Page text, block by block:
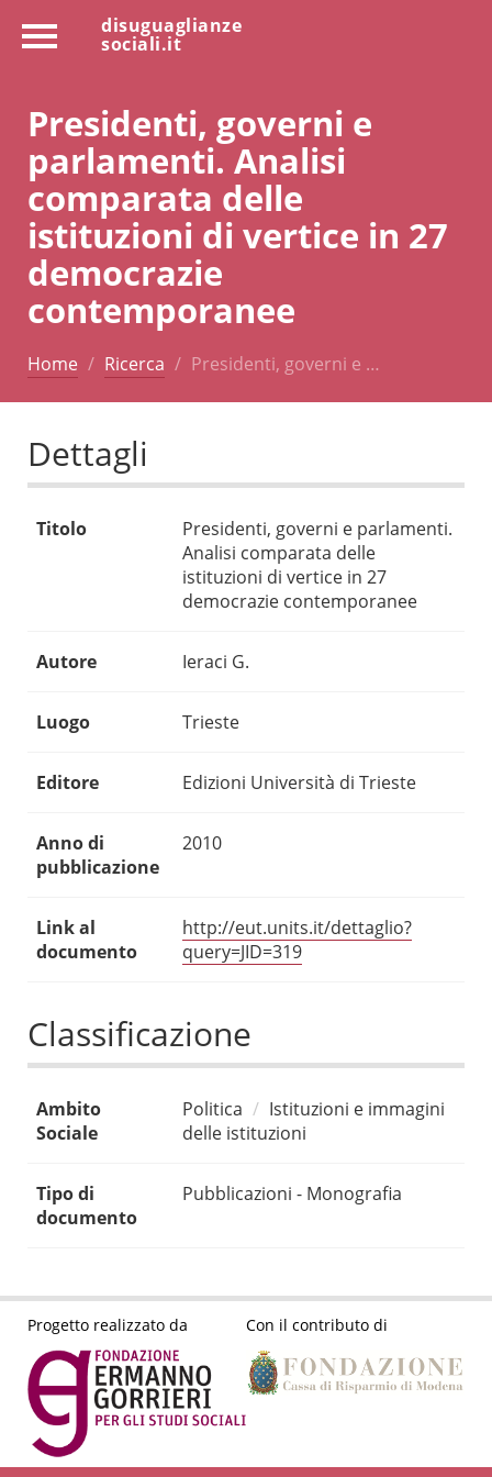
disuguaglianze
sociali.it
Presidenti, governi e
parlamenti. Analisi
comparata delle
istituzioni di vertice in 27
democrazie
contemporanee
Home Ricerca Presidenti, governi e …
Dettagli
Titolo
Presidenti, governi e parlamenti.
Analisi comparata delle
istituzioni di vertice in 27
democrazie contemporanee
Autore Ieraci G.
Luogo Trieste
Editore Edizioni Università di Trieste
Anno di
pubblicazione
2010
Link al
documento
http://eut.units.it/dettaglio?
query=JID=319
Classificazione
Ambito
Sociale
Politica
Istituzioni e immagini
delle istituzioni
Tipo di
documento
Pubblicazioni - Monografia
Progetto realizzato da Con il contributo di